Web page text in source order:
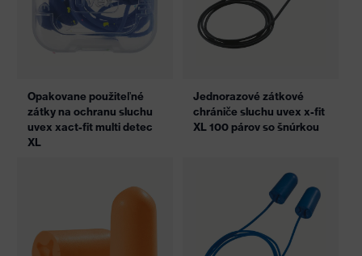
Opakovane použiteľné
zátky na ochranu sluchu
uvex xact-fit multi detec
XL
Jednorazové zátkové
chrániče sluchu uvex x-fit
XL 100 párov so šnúrkou